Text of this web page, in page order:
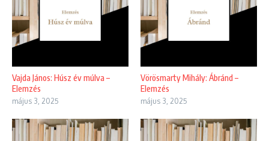
Vajda János: Húsz év múlva –
Elemzés
május 3, 2025
Vörösmarty Mihály: Ábránd –
Elemzés
május 3, 2025